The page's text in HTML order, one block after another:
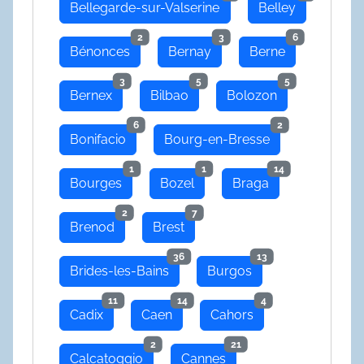
Bellegarde-sur-Valserine Belley
Bénonces
2
Bernay
3
Berne
6
Bernex
3
Bilbao
5
Bolozon
5
Bonifacio
6
Bourg-en-Bresse
2
Bourges
1
Bozel
1
Braga
14
Brenod
2
Brest
7
Brides-les-Bains
36
Burgos
13
Cadix
11
Caen
14
Cahors
4
Calcatoggio
2
Cannes
21